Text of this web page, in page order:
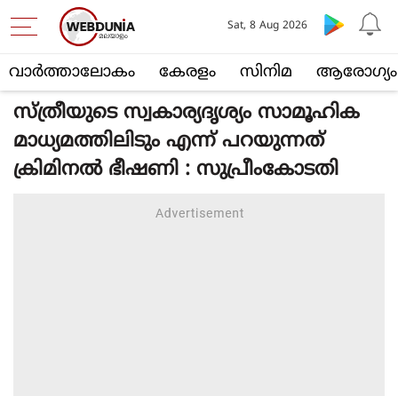
വാര്‍ത്താലോകം കേരളം സിനിമ ആരോഗ്യം
Sat, 8 Aug 2026
സ്ത്രീയുടെ സ്വകാര്യദൃശ്യം സാമൂഹിക
മാധ്യമത്തിലിടും എന്ന് പറയുന്നത്
ക്രിമിനൽ ഭീഷണി : സുപ്രീംകോടതി